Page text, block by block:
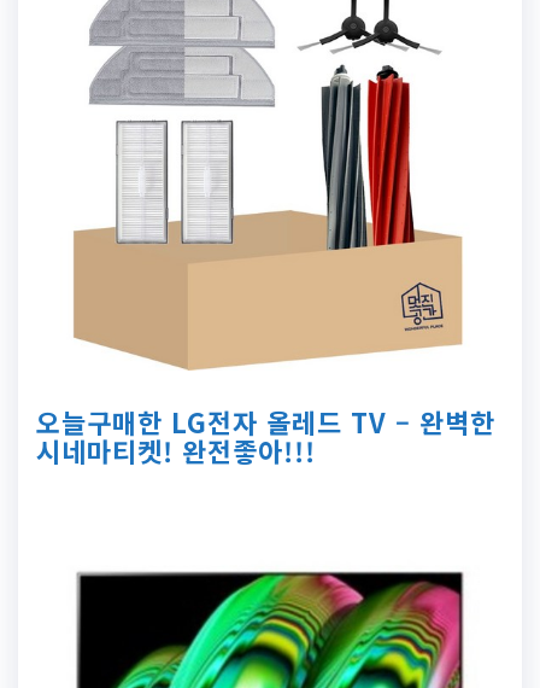
오늘구매한 LG전자 올레드 TV – 완벽한
시네마티켓! 완전좋아!!!